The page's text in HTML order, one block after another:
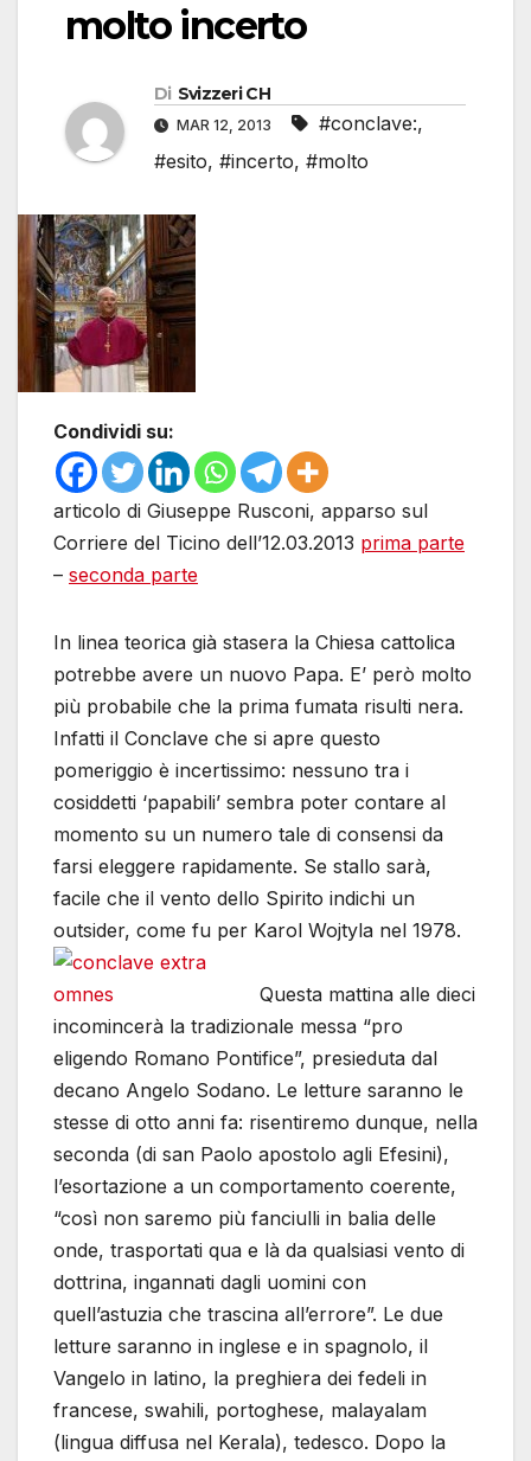
molto incerto
Di Svizzeri CH
MAR 12, 2013 #conclave:,
#esito, #incerto, #molto
Condividi su:
articolo di Giuseppe Rusconi, apparso sul
Corriere del Ticino dell’12.03.2013 prima parte
– seconda parte
In linea teorica già stasera la Chiesa cattolica
potrebbe avere un nuovo Papa. E’ però molto
più probabile che la prima fumata risulti nera.
Infatti il Conclave che si apre questo
pomeriggio è incertissimo: nessuno tra i
cosiddetti ‘papabili’ sembra poter contare al
momento su un numero tale di consensi da
farsi eleggere rapidamente. Se stallo sarà,
facile che il vento dello Spirito indichi un
outsider, come fu per Karol Wojtyla nel 1978.
Questa mattina alle dieci
incomincerà la tradizionale messa “pro
eligendo Romano Pontifice”, presieduta dal
decano Angelo Sodano. Le letture saranno le
stesse di otto anni fa: risentiremo dunque, nella
seconda (di san Paolo apostolo agli Efesini),
l’esortazione a un comportamento coerente,
“così non saremo più fanciulli in balia delle
onde, trasportati qua e là da qualsiasi vento di
dottrina, ingannati dagli uomini con
quell’astuzia che trascina all’errore”. Le due
letture saranno in inglese e in spagnolo, il
Vangelo in latino, la preghiera dei fedeli in
francese, swahili, portoghese, malayalam
(lingua diffusa nel Kerala), tedesco. Dopo la